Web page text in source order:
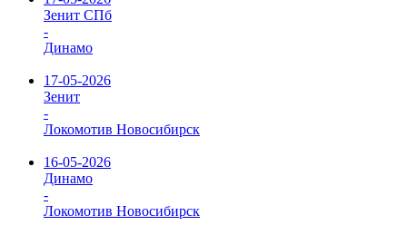
Зенит СПб
-
Динамо
17-05-2026
Зенит
-
Локомотив Новосибирск
16-05-2026
Динамо
-
Локомотив Новосибирск